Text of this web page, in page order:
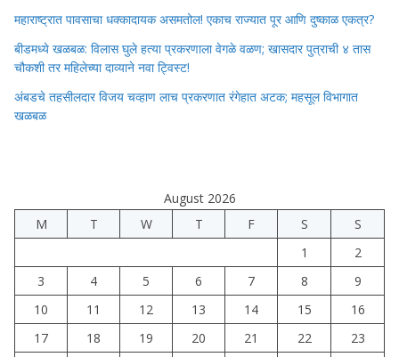
महाराष्ट्रात पावसाचा धक्कादायक असमतोल! एकाच राज्यात पूर आणि दुष्काळ एकत्र?
बीडमध्ये खळबळ: विलास घुले हत्या प्रकरणाला वेगळे वळण; खासदार पुत्राची ४ तास
चौकशी तर महिलेच्या दाव्याने नवा ट्विस्ट!
अंबडचे तहसीलदार विजय चव्हाण लाच प्रकरणात रंगेहात अटक; महसूल विभागात
खळबळ
August 2026
M
T W T F S
S
1
2
3
4 5 6 7 8
9
10
11 12 13 14 15
16
17
18 19 20 21 22
23